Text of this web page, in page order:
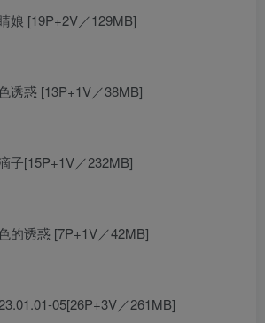
娘 [19P+2V／129MB]
诱惑 [13P+1V／38MB]
子[15P+1V／232MB]
的诱惑 [7P+1V／42MB]
05[26P+3V／261MB]